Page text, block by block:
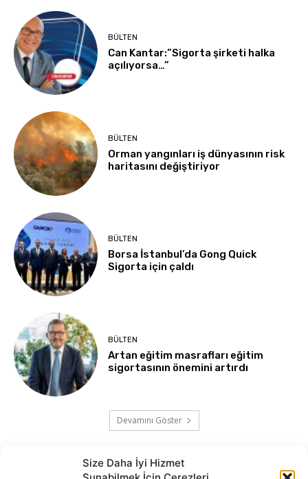
Size Daha İyi Hizmet
BÜLTEN
Can Kantar:”Sigorta şirketi halka
açılıyorsa…”
BÜLTEN
Orman yangınları iş dünyasının risk
haritasını değiştiriyor
BÜLTEN
Borsa İstanbul’da Gong Quick
Sigorta için çaldı
BÜLTEN
Artan eğitim masrafları eğitim
sigortasının önemini artırdı
Devamını Göster